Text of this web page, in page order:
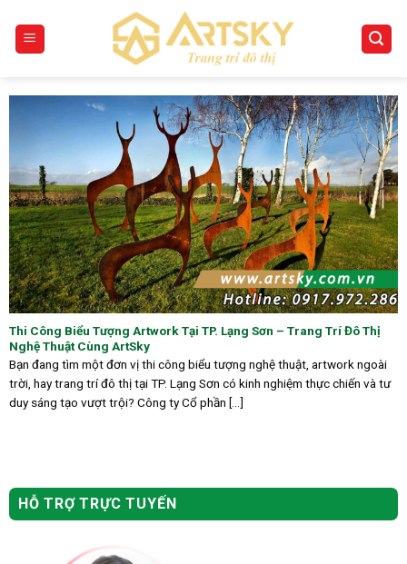
content
Thi Công Biểu Tượng Artwork Tại TP. Lạng Sơn – Trang Trí Đô Thị
Nghệ Thuật Cùng ArtSky
Bạn đang tìm một đơn vị thi công biểu tượng nghệ thuật, artwork ngoài
trời, hay trang trí đô thị tại TP. Lạng Sơn có kinh nghiệm thực chiến và tư
duy sáng tạo vượt trội? Công ty Cổ phần [...]
HỖ TRỢ TRỰC TUYẾN